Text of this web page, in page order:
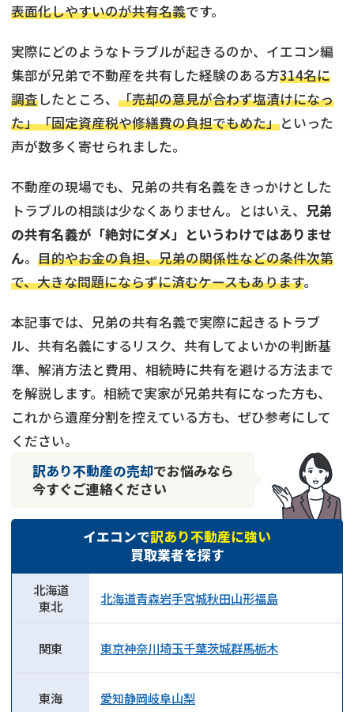
借地 不動産リースバック
任意売却 空き家
アンケート調査
表面化しやすいのが共有名義です。
実際にどのようなトラブルが起きるのか、イエコン編
集部が兄弟で不動産を共有した経験のある方314名に
調査したところ、 「売却の意見が合わず塩漬けになっ
た」「固定資産税や修繕費の負担でもめた」といった
声が数多く寄せられました。
不動産の現場でも、兄弟の共有名義をきっかけとした
トラブルの相談は少なくありません。とはいえ、 兄弟
の共有名義が「絶対にダメ」というわけではありませ
ん。 目的やお金の負担、兄弟の関係性などの条件次第
で、大きな問題にならずに済むケースもあります。
本記事では、兄弟の共有名義で実際に起きるトラブ
ル、共有名義にするリスク、共有してよいかの判断基
準、解消方法と費用、相続時に共有を避ける方法まで
を解説します。相続で実家が兄弟共有になった方も、
これから遺産分割を控えている方も、ぜひ参考にして
ください。
訳あり不動産の売却でお悩みなら
今すぐご連絡ください
イエコンで訳あり不動産に強い
買取業者を探す
北海道
東北
北海道青森岩手宮城秋田山形福島
関東 東京神奈川埼玉千葉茨城群馬栃木
東海 愛知静岡岐阜山梨